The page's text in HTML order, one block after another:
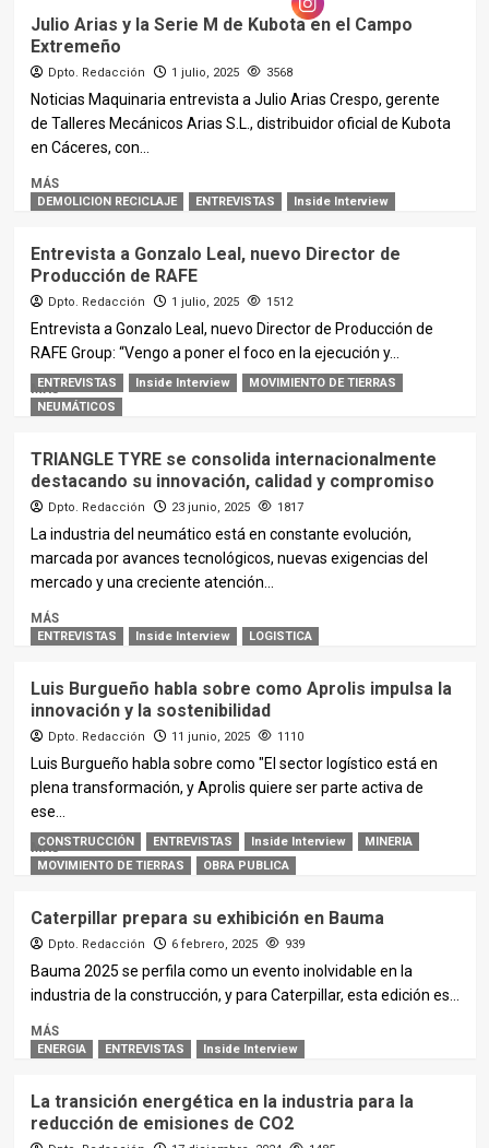
Julio Arias y la Serie M de Kubota en el Campo
Extremeño
Dpto. Redacción 1 julio, 2025 3568
Noticias Maquinaria entrevista a Julio Arias Crespo, gerente
de Talleres Mecánicos Arias S.L., distribuidor oficial de Kubota
en Cáceres, con...
MÁS
DEMOLICION RECICLAJE ENTREVISTAS Inside Interview
Entrevista a Gonzalo Leal, nuevo Director de
Producción de RAFE
Dpto. Redacción 1 julio, 2025 1512
Entrevista a Gonzalo Leal, nuevo Director de Producción de
RAFE Group: “Vengo a poner el foco en la ejecución y...
MÁS
ENTREVISTAS Inside Interview
MOVIMIENTO DE TIERRAS
NEUMÁTICOS
TRIANGLE TYRE se consolida internacionalmente
destacando su innovación, calidad y compromiso
Dpto. Redacción 23 junio, 2025 1817
La industria del neumático está en constante evolución,
marcada por avances tecnológicos, nuevas exigencias del
mercado y una creciente atención...
MÁS
ENTREVISTAS Inside Interview LOGISTICA
Luis Burgueño habla sobre como Aprolis impulsa la
innovación y la sostenibilidad
Dpto. Redacción 11 junio, 2025 1110
Luis Burgueño habla sobre como "El sector logístico está en
plena transformación, y Aprolis quiere ser parte activa de
ese...
MÁS
CONSTRUCCIÓN ENTREVISTAS Inside Interview
MINERIA
MOVIMIENTO DE TIERRAS
OBRA PUBLICA
Caterpillar prepara su exhibición en Bauma
Dpto. Redacción 6 febrero, 2025 939
Bauma 2025 se perfila como un evento inolvidable en la
industria de la construcción, y para Caterpillar, esta edición es...
MÁS
ENERGIA ENTREVISTAS Inside Interview
La transición energética en la industria para la
reducción de emisiones de CO2